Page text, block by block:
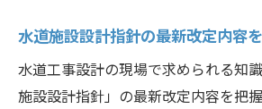
水道施設設計指針の最新改定内容
水道工事設計の現場で求められる知
施設設計指針」の最新改定内容を把